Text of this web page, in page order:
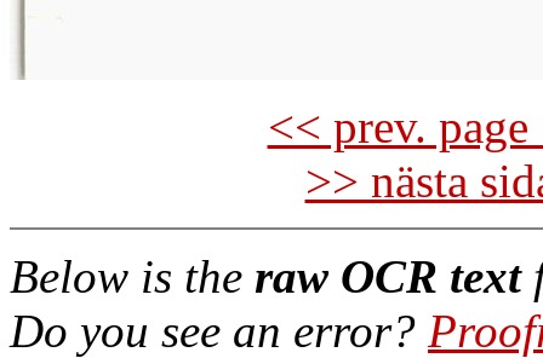
<< prev.
>> nästa
Below is the raw OCR text
Do you see an error?